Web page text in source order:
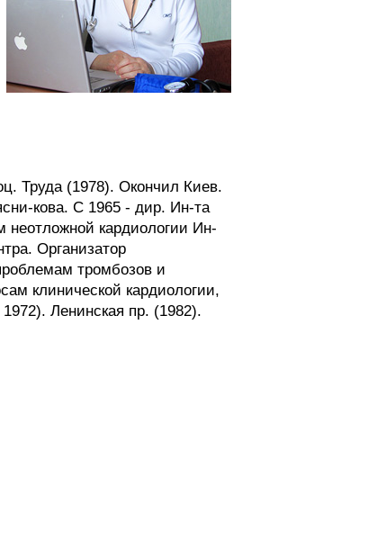
Труда (1978). Окончил Киев.
кова. С 1965 - дир. Ин-та
неотложной кардиологии Ин-
Организатор
тромбозов и
клинической кардиологии,
Ленинская пр. (1982).